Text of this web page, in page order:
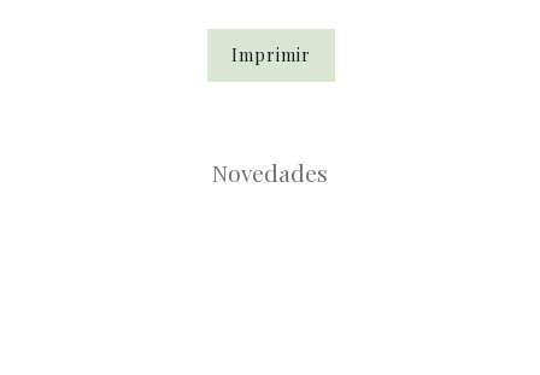
Imprimir
Novedades